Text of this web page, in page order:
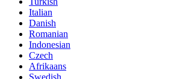
Italian
Danish
Romanian
Indonesian
Czech
Afrikaans